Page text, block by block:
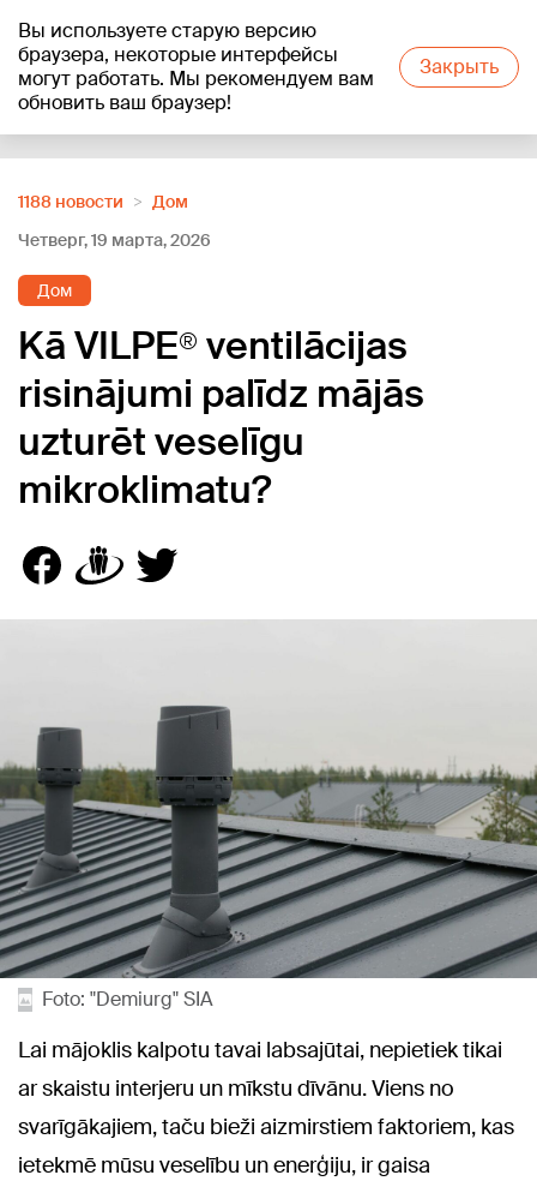
Вы используете старую версию
браузера, некоторые интерфейсы
могут работать. Мы рекомендуем вам
обновить ваш браузер!
Закрыть
+15°C
1188 новости
Дом
Четверг, 19 марта, 2026
Дом
Kā VILPE® ventilācijas
risinājumi palīdz mājās
uzturēt veselīgu
mikroklimatu?
Foto: "Demiurg" SIA
Lai mājoklis kalpotu tavai labsajūtai, nepietiek tikai
ar skaistu interjeru un mīkstu dīvānu. Viens no
svarīgākajiem, taču bieži aizmirstiem faktoriem, kas
ietekmē mūsu veselību un enerģiju, ir gaisa